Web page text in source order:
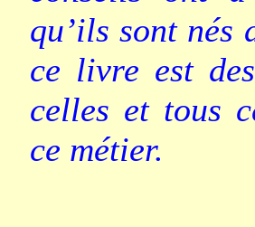
qu’ils sont nés
ce livre est
celles et tous
ce métier.